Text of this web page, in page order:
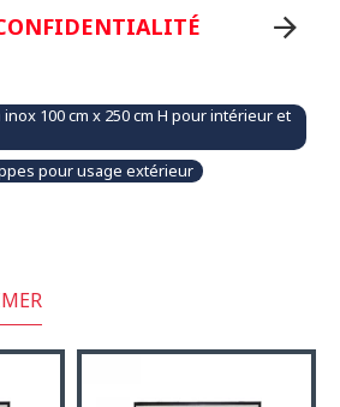
100 cm x 250 cm H pour intérieur et
pour usage extérieur